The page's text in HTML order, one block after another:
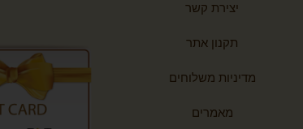
יצירת קשר
תקנון אתר
מדיניות משלוחים
מאמרים